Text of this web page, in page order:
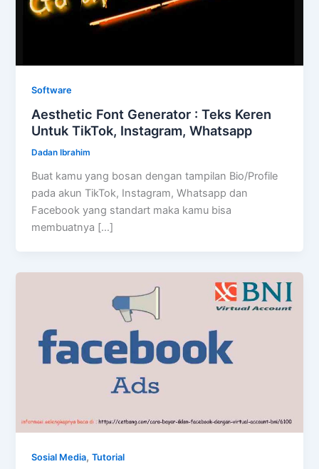
Software
Aesthetic Font Generator : Teks Keren
Untuk TikTok, Instagram, Whatsapp
Dadan Ibrahim
Buat kamu yang bosan dengan tampilan Bio/Profile
pada akun TikTok, Instagram, Whatsapp dan
Facebook yang standart maka kamu bisa
membuatnya […]
Sosial Media,Tutorial